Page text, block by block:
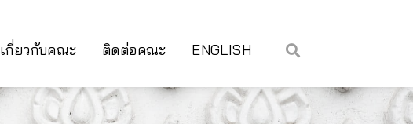
เกี่ยวกับคณะ ติดต่อคณะ ENGLISH